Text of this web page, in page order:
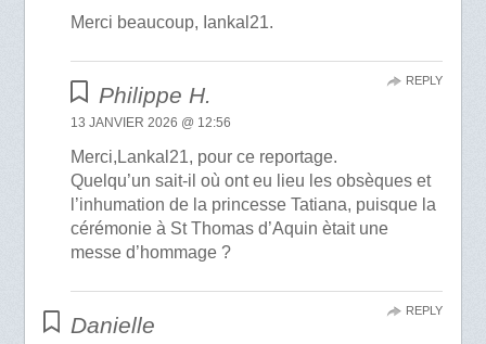
Merci beaucoup, Iankal21.
Philippe H.
13 JANVIER 2026 @ 12:56
Merci,Lankal21, pour ce reportage.
Quelqu’un sait-il où ont eu lieu les obsèques et
l’inhumation de la princesse Tatiana, puisque la
cérémonie à St Thomas d’Aquin ètait une
messe d’hommage ?
REPLY
Danielle
REPLY